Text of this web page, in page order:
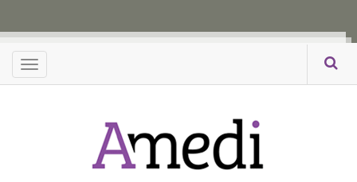
Menu
POSICIONES
Consejos ciudadanos e IFT deben garantizar
independencia editorial de medios públicos
Amedi condena atentado contra Ciro Gómez